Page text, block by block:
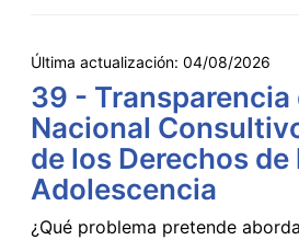
Última actualización: 04/08/2026
39 - Transparencia
Nacional
de los Derechos de
Adolescencia
¿Qué problema pretende